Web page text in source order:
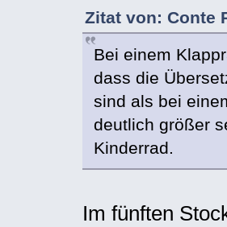
Zitat von: Conte
Bei einem
dass die
sind als bei
deutlich größer
Kinderrad.
Im fünften